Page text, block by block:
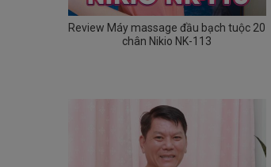
Review Máy massage đầu bạch tuộc 20
chân Nikio NK-113